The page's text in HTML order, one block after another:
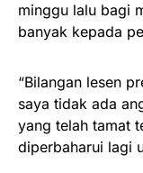
minggu lalu bagi
banyak kepada
“Bilangan lesen
saya tidak ada
yang telah tamat
diperbaharui lagi